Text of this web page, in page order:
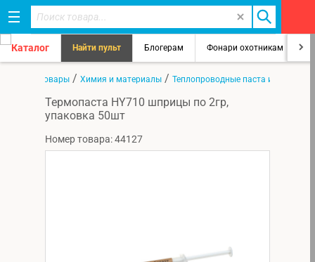
Каталог Найти пульт Блогерам Фонари охотникам
Все товары / Химия и материалы / Теплопроводные паста и
Термопаста HY710 шприцы по 2гр,
упаковка 50шт
Номер товара: 44127